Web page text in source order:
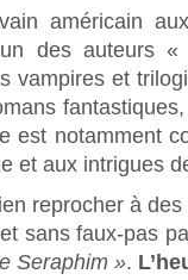
américain
des auteurs
vampires et
est notamment
et aux intrigues
reprocher à
sans faux-pas
Seraphim ».